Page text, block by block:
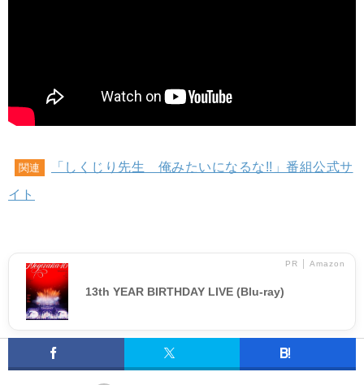
関連
「しくじり先生 俺みたいになるな!!」番組公式サ
イト
PR │ Amazon
13th YEAR BIRTHDAY LIVE (Blu-ray)